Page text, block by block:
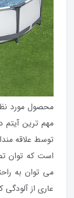
محصول مورد
مهم ترین
توسط علاقه
است که توان
می توان به
عاری از